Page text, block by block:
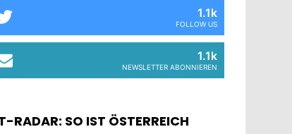
1.1k
FOLLOW US
1.1k
NEWSLETTER ABONNIEREN
RADAR: SO IST ÖSTERREICH